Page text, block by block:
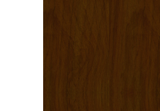
南
「
リーブ